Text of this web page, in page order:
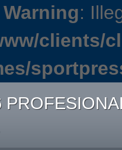
Warning:
clients/